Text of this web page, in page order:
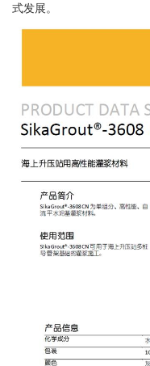
式发展。